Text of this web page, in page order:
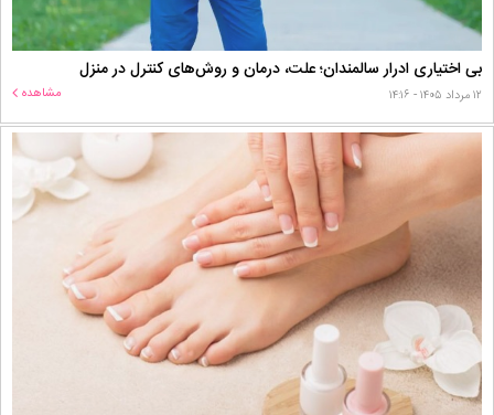
بی اختیاری ادرار سالمندان؛ علت، درمان و روش‌های کنترل در منزل
۱۲ مرداد ۱۴۰۵ - ۱۴:۱۶ مشاهده